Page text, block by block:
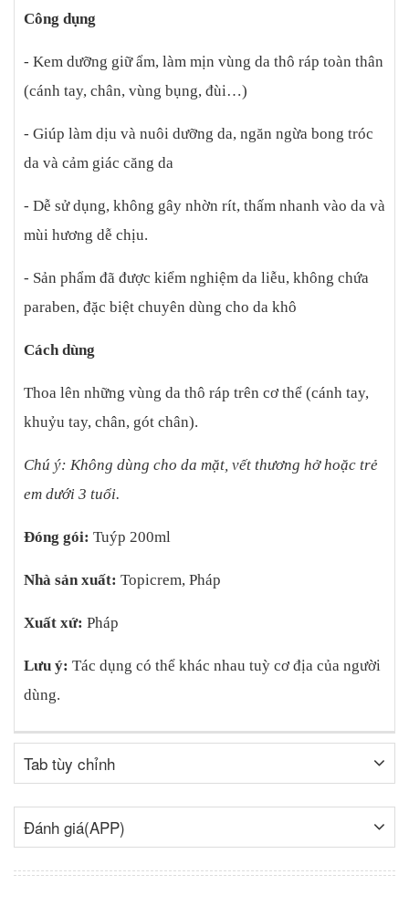
Công dụng
- Kem dưỡng giữ ẩm, làm mịn vùng da thô ráp toàn thân
(cánh tay, chân, vùng bụng, đùi…)
- Giúp làm dịu và nuôi dưỡng da, ngăn ngừa bong tróc
da và cảm giác căng da
- Dễ sử dụng, không gây nhờn rít, thấm nhanh vào da và
mùi hương dễ chịu.
- Sản phẩm đã được kiểm nghiệm da liễu, không chứa
paraben, đặc biệt chuyên dùng cho da khô
Cách dùng
Thoa lên những vùng da thô ráp trên cơ thể (cánh tay,
khuỷu tay, chân, gót chân).
Chú ý: Không dùng cho da mặt, vết thương hở hoặc trẻ
em dưới 3 tuổi.
Đóng gói: Tuýp 200ml
Nhà sản xuất: Topicrem, Pháp
Xuất xứ: Pháp
Lưu ý: Tác dụng có thể khác nhau tuỳ cơ địa của người
dùng.
Tab tùy chỉnh
Đánh giá(APP)